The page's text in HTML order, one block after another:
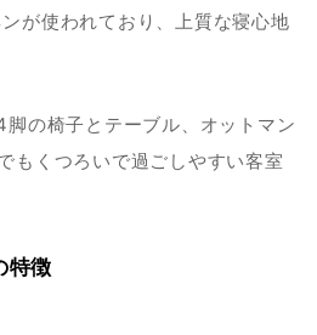
が使われており、上質な寝心地
の椅子とテーブル、オットマン
もくつろいで過ごしやすい客室
特徴